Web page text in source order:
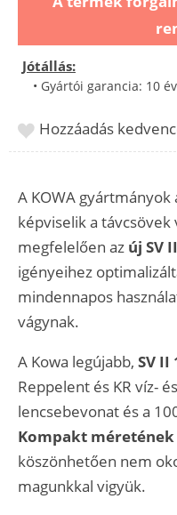
Jótállás:
• Gyártói garancia: 10 év
Hozzáadás
A KOWA
képviselik a távcsövek
megfelelően az új SV
igényeihez
mindennapos
vágynak.
A Kowa legújabb, SV II
Reppelent és KR víz-
lencsebevonat és a
Kompakt méretének
köszönhetően nem
magunkkal vigyük.